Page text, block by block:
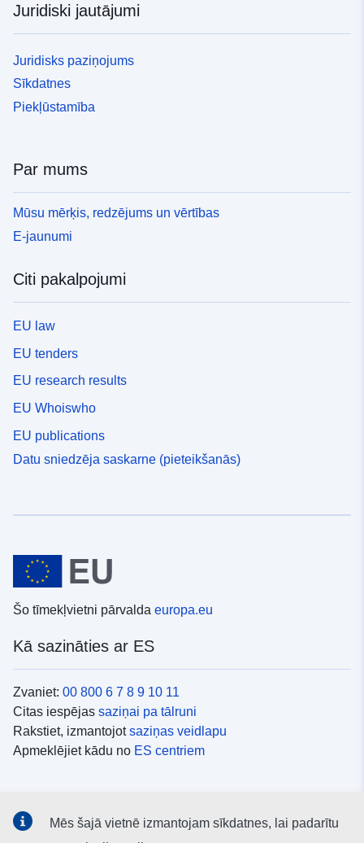
Juridiski jautājumi
Juridisks paziņojums
Sīkdatnes
Piekļūstamība
Par mums
Mūsu mērķis, redzējums un vērtības
E-jaunumi
Citi pakalpojumi
EU law
EU tenders
EU research results
EU Whoiswho
EU publications
Datu sniedzēja saskarne (pieteikšanās)
Šo tīmekļvietni pārvalda europa.eu
Kā sazināties ar ES
Zvaniet: 00 800 6 7 8 9 10 11
Citas iespējas saziņai pa tālruni
Rakstiet, izmantojotsaziņas veidlapu
Apmeklējiet kādu no ES centriem
Mēs šajā vietnē izmantojam sīkdatnes, lai padarītu